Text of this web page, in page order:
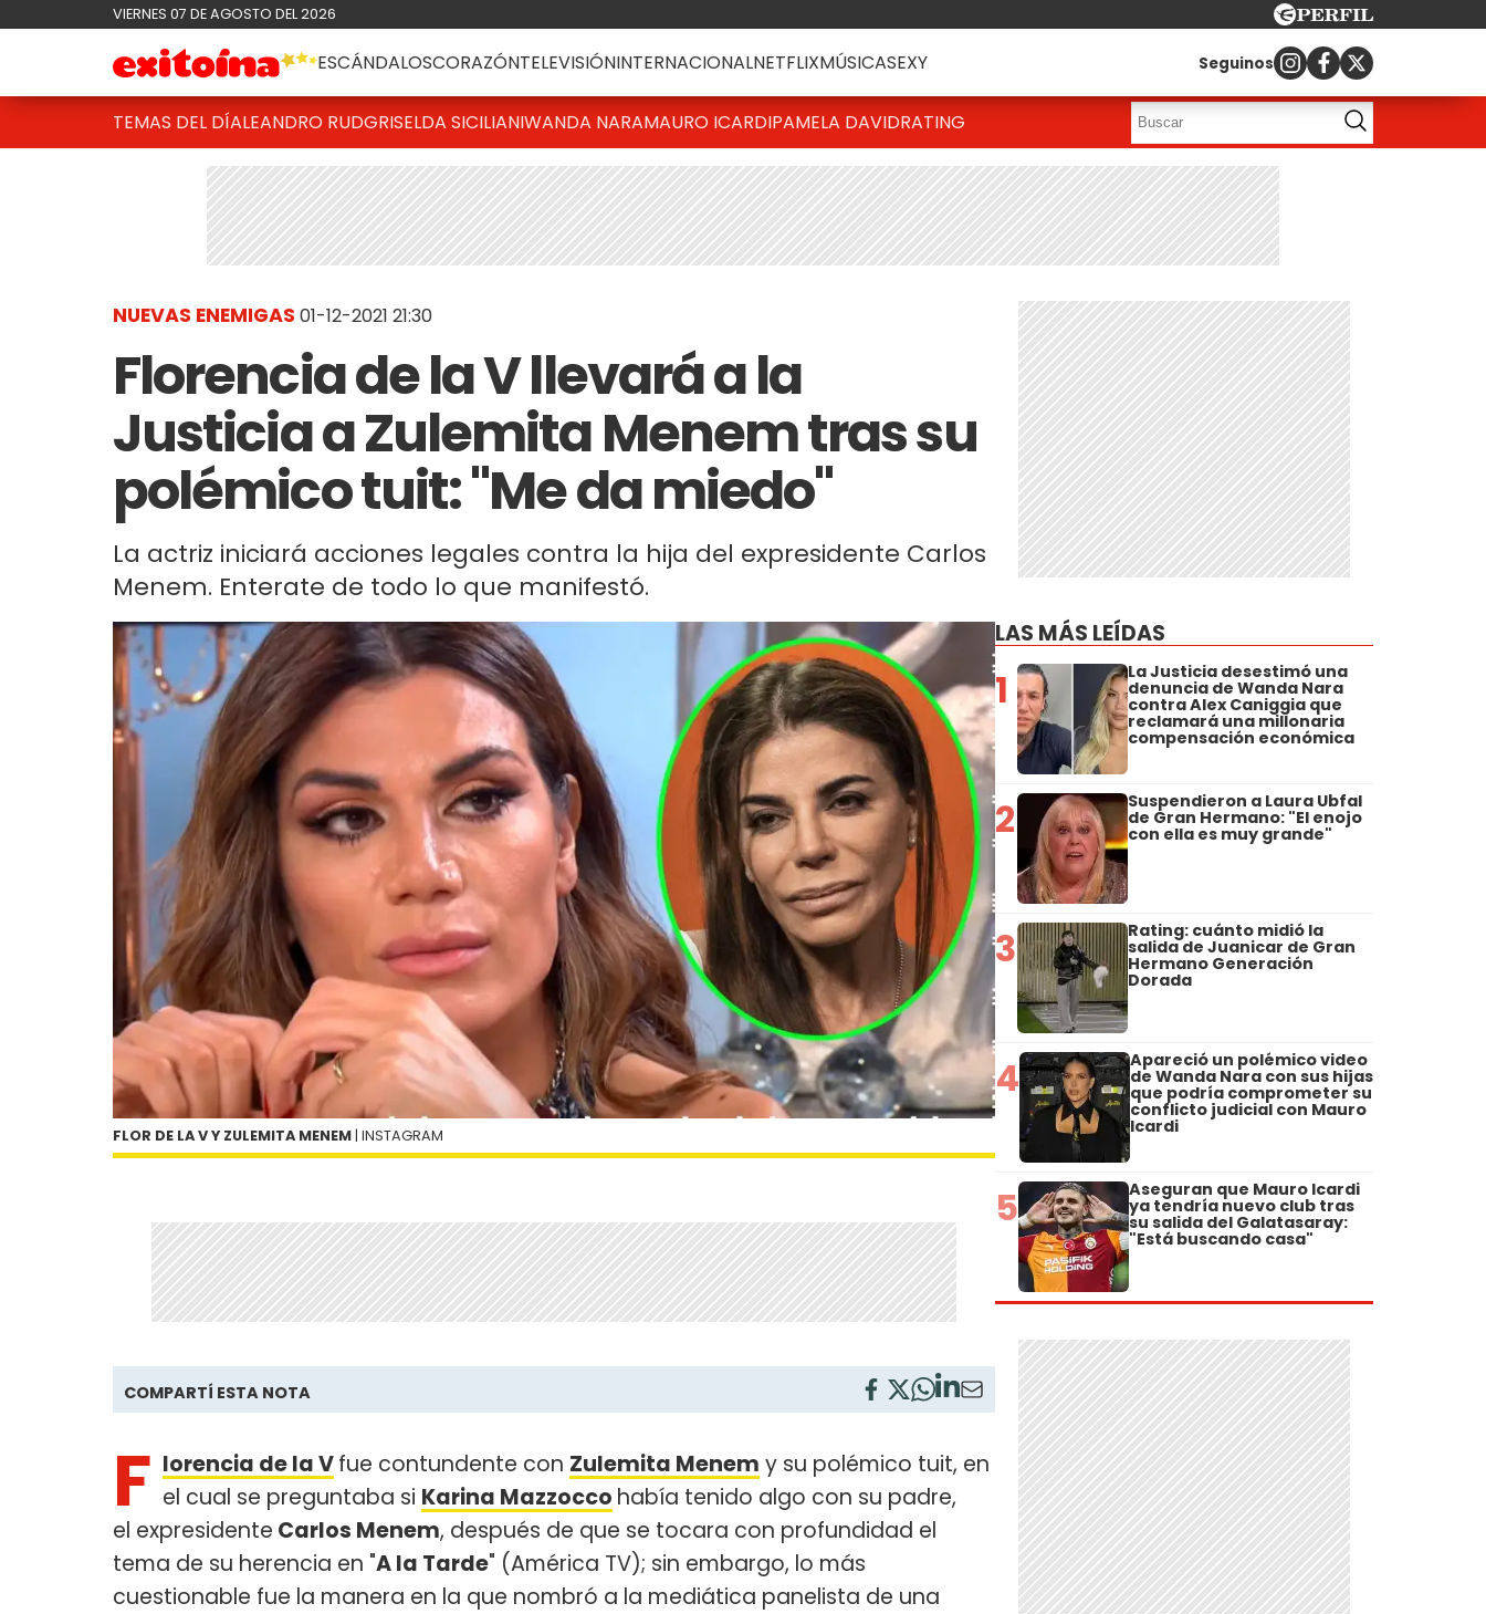
VIERNES 07 DE AGOSTO DEL 2026
ESCÁNDALOSCORAZÓNTELEVISIÓNINTERNACIONALNETFLIXMÚSICASEXY Seguinos
TEMAS DEL DÍALEANDRO RUDGRISELDA SICILIANIWANDA NARAMAURO ICARDIPAMELA DAVIDRATING
NUEVAS ENEMIGAS 01-12-2021 21:30
Florencia de la V llevará a la
Justicia a Zulemita Menem tras su
polémico tuit: "Me da miedo"
La actriz iniciará acciones legales contra la hija del expresidente Carlos
Menem. Enterate de todo lo que manifestó.
FLOR DE LA V Y ZULEMITA MENEM | INSTAGRAM
COMPARTÍ ESTA NOTA
F lorencia de la Vfue contundente con Zulemita Menem y su polémico tuit, en
el cual se preguntaba si Karina Mazzocco había tenido algo con su padre,
el expresidente Carlos Menem, después de que se tocara con profundidad el
tema de su herencia en "A la Tarde" (América TV); sin embargo, lo más
cuestionable fue la manera en la que nombró a la mediática panelista de una
LAS MÁS LEÍDAS
1 La Justicia desestimó una
denuncia de Wanda Nara
contra Alex Caniggia que
reclamará una millonaria
compensación económica
2 Suspendieron a Laura Ubfal
de Gran Hermano: "El enojo
con ella es muy grande"
3 Rating: cuánto midió la
salida de Juanicar de Gran
Hermano Generación
Dorada
4 Apareció un polémico video
de Wanda Nara con sus hijas
que podría comprometer su
conflicto judicial con Mauro
Icardi
5 Aseguran que Mauro Icardi
ya tendría nuevo club tras
su salida del Galatasaray:
"Está buscando casa"